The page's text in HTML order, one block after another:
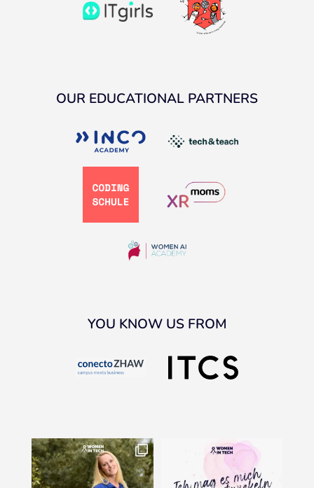
OUR EDUCATIONAL PARTNERS
YOU KNOW US FROM